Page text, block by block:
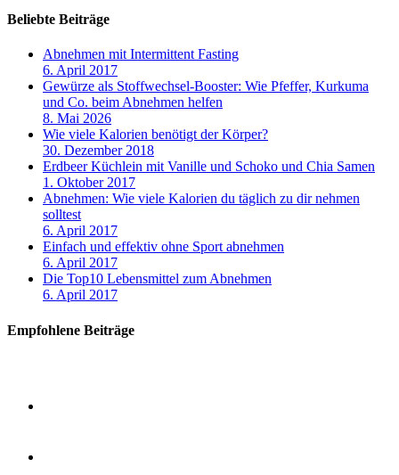
Beliebte Beiträge
Abnehmen mit Intermittent Fasting
6. April 2017
Gewürze als Stoffwechsel-Booster: Wie Pfeffer, Kurkuma
und Co. beim Abnehmen helfen
8. Mai 2026
Wie viele Kalorien benötigt der Körper?
30. Dezember 2018
Erdbeer Küchlein mit Vanille und Schoko und Chia Samen
1. Oktober 2017
Abnehmen: Wie viele Kalorien du täglich zu dir nehmen
solltest
6. April 2017
Einfach und effektiv ohne Sport abnehmen
6. April 2017
Die Top10 Lebensmittel zum Abnehmen
6. April 2017
Empfohlene Beiträge